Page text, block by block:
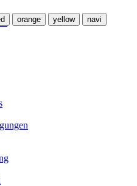
orange yellow
navi